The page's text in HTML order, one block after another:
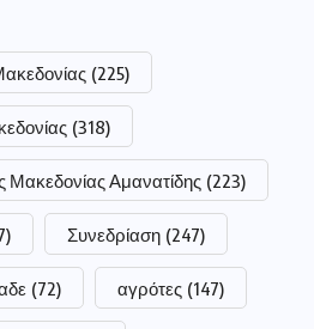
(225)
(318)
Μακεδονίας Αμανατίδης (223)
Συνεδρίαση (247)
(72) αγρότες (147)